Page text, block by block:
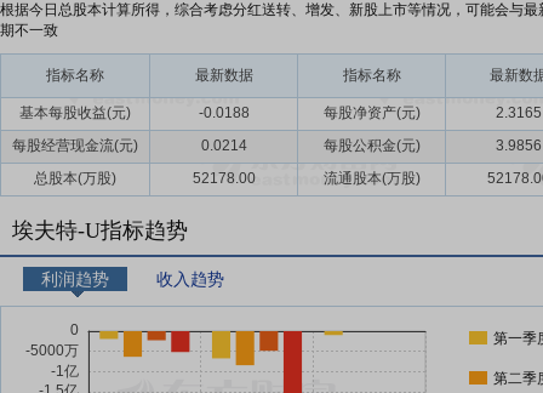
根据今日总股本计算所得，综合考虑分红送转、增发、新股上市等情况，可能会与最
期不一致
指标名称 最新数据 指标名称 最新数
基本每股收益(元) -0.0188 每股净资产(元)
2.3165
每股经营现金流(元)
0.0214 每股公积金(元)
3.9856
总股本(万股)
52178.00 流通股本(万股)
埃夫特-U指标趋势
利润趋势 收入趋势
第一季
第二季